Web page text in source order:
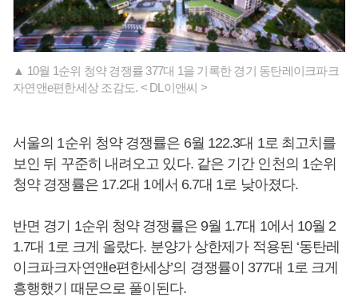
▲ 10월 1순위 청약 경쟁률 377대 1을 기록한 경기 동탄레이크파크
자연앤e편한세상 조감도. < DL이앤씨 >
서울의 1순위 청약 경쟁률은 6월 122.3대 1로 최고치를
보인 뒤 꾸준히 내려오고 있다. 같은 기간 인천의 1순위
청약 경쟁률은 17.2대 1에서 6.7대 1로 낮아졌다.
반면 경기 1순위 청약 경쟁률은 9월 1.7대 1에서 10월 2
1.7대 1로 크게 올랐다. 분양가 상한제가 적용된 ‘동탄레
이크파크자연앤e편한세상’의 경쟁률이 377대 1로 크게
흥행했기 때문으로 풀이된다.